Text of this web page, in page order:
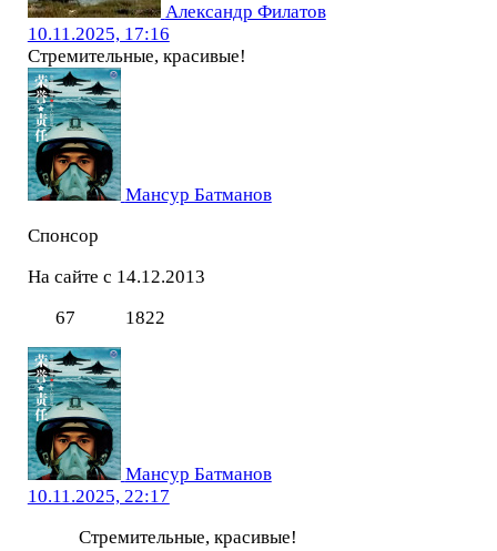
Александр Филатов
10.11.2025, 17:16
Стремительные, красивые!
Мансур Батманов
Спонсор
На сайте с 14.12.2013
67
1822
Мансур Батманов
10.11.2025, 22:17
Стремительные, красивые!